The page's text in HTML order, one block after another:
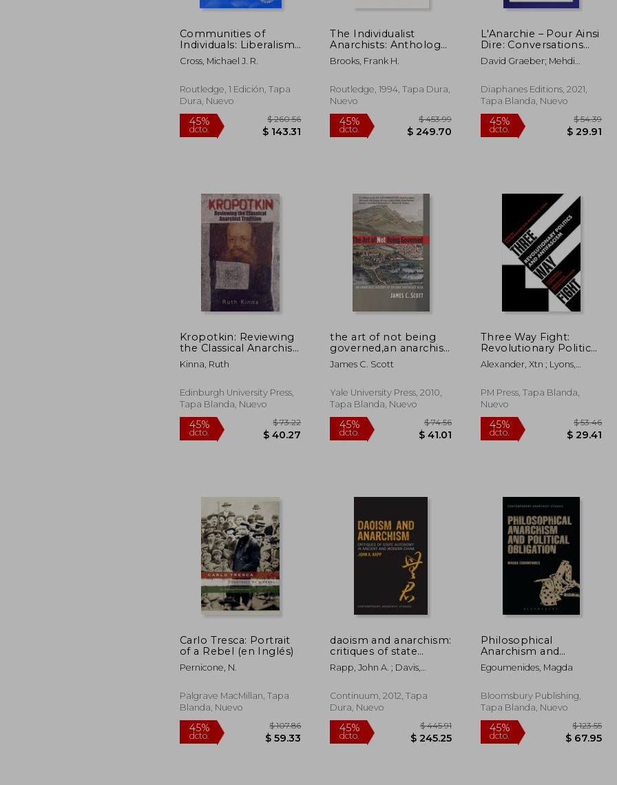
Communities of
Individuals: Liberalism,
Communitarianism
and Sartre's
Cross, Michael J. R.
Routledge, 1 Edición, Tapa
Dura, Nuevo
dcto. $ 143.31
The Individualist
Anarchists: Anthology
of Liberty, 1881-1908
(en Inglés)
Brooks, Frank H.
Routledge, 1994, Tapa Dura,
Nuevo
dcto. $ 249.70
L'Anarchie – Pour Ainsi
Dire: Conversations
Avec Mehdi Belhaj
Kacem, Nika
Turquier-Zauberman
(Anarchies) (en
David Graeber; Mehdi
Dubrovsky
Diaphanes Editions, 2021,
Tapa Blanda, Nuevo
dcto.
Kropotkin: Reviewing
the Classical Anarchist
Tradition (en Inglés)
Kinna, Ruth
Edinburgh University Press,
Tapa Blanda, Nuevo
45%
dcto.
$ 73.22
$ 40.27
the art of not being
governed,an anarchist
history of upland
southeast asia (en
James C. Scott
Yale University Press, 2010,
Tapa Blanda, Nuevo
45%
dcto.
$ 74.56
$ 41.01
Three Way Fight:
Revolutionary Politics
and Antifascism (en
Inglés)
Alexander, Xtn ; Lyons,
PM Press, Tapa Blanda,
Nuevo
45%
dcto.
Carlo Tresca: Portrait
of a Rebel (en Inglés)
Pernicone, N.
Palgrave MacMillan, Tapa
Blanda, Nuevo
daoism and anarchism:
critiques of state
autonomy in ancient
and modern china (en
Rapp, John A. ; Davis,
Continuum, 2012, Tapa
Dura, Nuevo
Philosophical
Anarchism and
Political Obligation
(en Inglés)
Egoumenides, Magda
Bloomsbury Publishing,
Tapa Blanda, Nuevo